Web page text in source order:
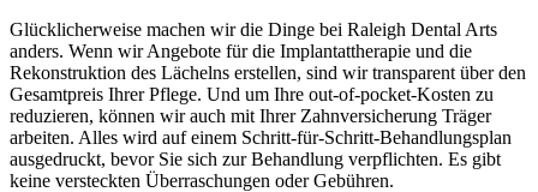
Glücklicherweise machen wir die Dinge bei Raleigh Dental Arts
anders. Wenn wir Angebote für die Implantattherapie und die
Rekonstruktion des Lächelns erstellen, sind wir transparent über den
Gesamtpreis Ihrer Pflege. Und um Ihre out-of-pocket-Kosten zu
reduzieren, können wir auch mit Ihrer Zahnversicherung Träger
arbeiten. Alles wird auf einem Schritt-für-Schritt-Behandlungsplan
ausgedruckt, bevor Sie sich zur Behandlung verpflichten. Es gibt
keine versteckten Überraschungen oder Gebühren.